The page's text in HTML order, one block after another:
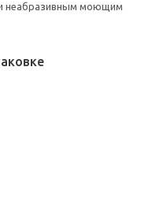
неабразивным моющим